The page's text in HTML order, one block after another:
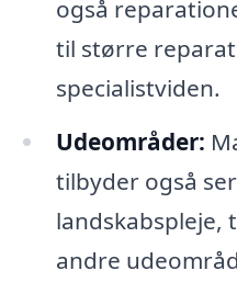
også
til større
specialistviden.
Udeområder:
tilbyder også
landskabspleje,
andre